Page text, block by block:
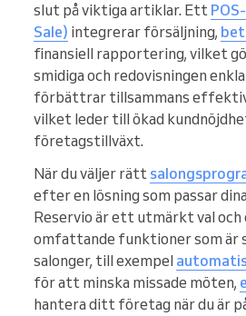
slut på viktiga artiklar. Ett
Sale) integrerar försäljning,
finansiell rapportering, vilket
smidiga och redovisningen
förbättrar tillsammans
vilket leder till ökad
företagstillväxt.
När du väljer rätt
efter en lösning som passar
Reservio är ett utmärkt val
omfattande funktioner som är
salonger, till exempel
för att minska missade möten,
hantera ditt företag när du är